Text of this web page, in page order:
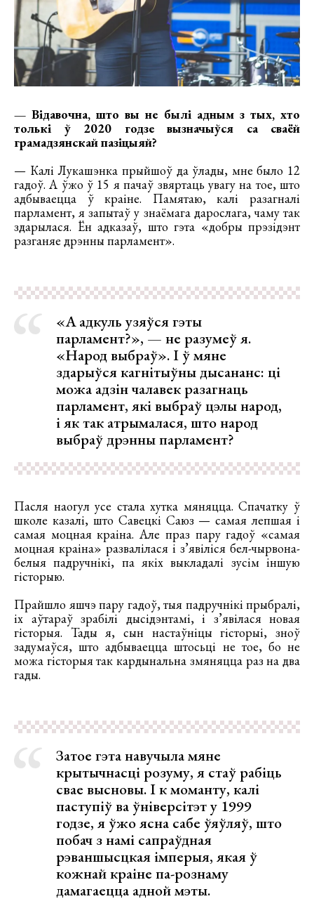
— Відавочна, што вы не былі адным з тых, хто
толькі ў 2020 годзе вызначыўся са сваёй
грамадзянскай пазіцыяй?
— Калі Лукашэнка прыйшоў да ўлады, мне было 12
гадоў. А ўжо ў 15 я пачаў звяртаць увагу на тое, што
адбываецца ў краіне. Памятаю, калі разагналі
парламент, я запытаў у знаёмага дарослага, чаму так
здарылася. Ён адказаў, што гэта «добры прэзідэнт
разганяе дрэнны парламент».
«А адкуль узяўся гэты
парламент?», — не разумеў я.
«Народ выбраў». І ў мяне
здарыўся кагнітыўны дысананс: ці
можа адзін чалавек разагнаць
парламент, які выбраў цэлы народ,
і як так атрымалася, што народ
выбраў дрэнны парламент?
Пасля наогул усе стала хутка мяняцца. Спачатку ў
школе казалі, што Савецкі Саюз — самая лепшая і
самая моцная краіна. Але праз пару гадоў «самая
моцная краіна» развалілася і з’явіліся бел-чырвона-
белыя падручнікі, па якіх выкладалі зусім іншую
гісторыю.
Прайшло яшчэ пару гадоў, тыя падручнікі прыбралі,
іх аўтараў зрабілі дысідэнтамі, і з’явілася новая
гісторыя. Тады я, сын настаўніцы гісторыі, зноў
задумаўся, што адбываецца штосьці не тое, бо не
можа гісторыя так кардынальна змяняцца раз на два
гады.
Затое гэта навучыла мяне
крытычнасці розуму, я стаў рабіць
свае высновы. І к моманту, калі
паступіў ва ўніверсітэт у 1999
годзе, я ўжо ясна сабе ўяўляў, што
побач з намі сапраўдная
рэваншысцкая імперыя, якая ў
кожнай краіне па-рознаму
дамагаецца адной мэты.